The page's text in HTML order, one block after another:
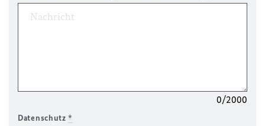
0/2000
Datenschutz*